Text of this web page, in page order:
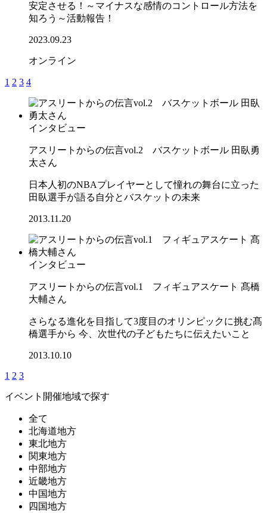
安定させる！～マイナスな感情のコントロール方法を
知ろう～活動報告！
2023.09.23
オンライン
1 2 3 4
インタビュー
アスリートからの伝言vol.2 バスケットボール 田臥勇
太さん
日本人初のNBAプレイヤーとして憧れの舞台に立った
田臥選手が語る自分とバスケットの未来
2013.11.20
インタビュー
アスリートからの伝言vol.1 フィギュアスケート 髙橋
大輔さん
さらなる進化を目指して3度目のオリンピックに挑む髙
橋選手から 今、次世代の子どもたちに伝えたいこと
2013.10.10
1 2 3
イベント開催地域で探す
全て
北海道地方
東北地方
関東地方
中部地方
近畿地方
中国地方
四国地方